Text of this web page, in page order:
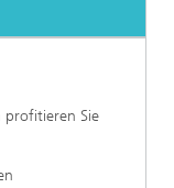
profitieren Sie